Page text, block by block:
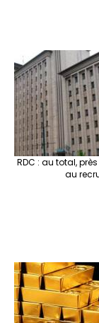
RDC : au total,
au